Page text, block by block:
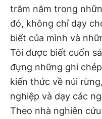
trăm năm trong
đó, không chỉ dạy
biết của mình và
Tôi được biết cuốn
đựng những ghi
kiến thức về núi rừng,
nghiệp và dạy các
Theo nhà nghiên cứu